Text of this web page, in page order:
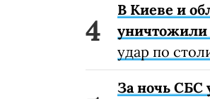
В Киеве и
уничтожили
удар по
За ночь СБС